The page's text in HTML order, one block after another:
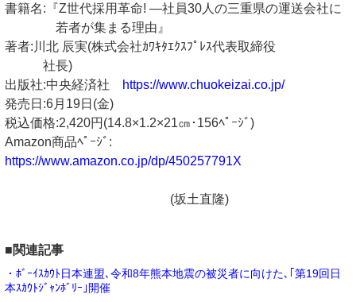
書籍名:『Z世代採用革命! ―社員30人の三重県の運送会社に
若者が集まる理由』
著者:川北 ⾠実(株式会社ｶﾜｷﾀｴｸｽﾌﾟﾚｽ代表取締役
社長)
出版社:中央経済社
https://www.chuokeizai.co.jp/
発売⽇:6⽉19⽇(⾦)
税込価格:2,420円(14.8×1.2×21㎝･156ﾍﾟｰｼﾞ)
Amazon商品ﾍﾟｰｼﾞ:
https://www.amazon.co.jp/dp/450257791X
(坂土直隆)
■関連記事
・ﾎﾞｰｲｽｶｳﾄ日本連盟､令和8年熊本地震の被災者に向けた､｢第19回日
本ｽｶｳﾄｼﾞｬﾝﾎﾞﾘｰ｣開催